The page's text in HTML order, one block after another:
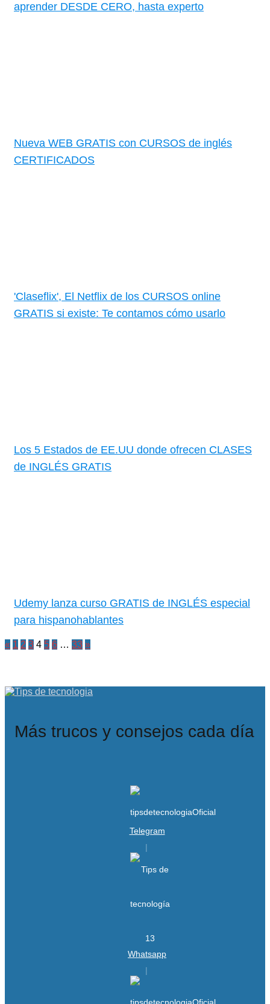
aprender DESDE CERO, hasta experto
Nueva WEB GRATIS con CURSOS de inglés
CERTIFICADOS
'Claseflix', El Netflix de los CURSOS online
GRATIS si existe: Te contamos cómo usarlo
Los 5 Estados de EE.UU donde ofrecen CLASES
de INGLÉS GRATIS
Udemy lanza curso GRATIS de INGLÉS especial
para hispanohablantes
« 1 2 3 4 5 6 … 33 »
Más trucos y consejos cada día
Telegram
Whatsapp